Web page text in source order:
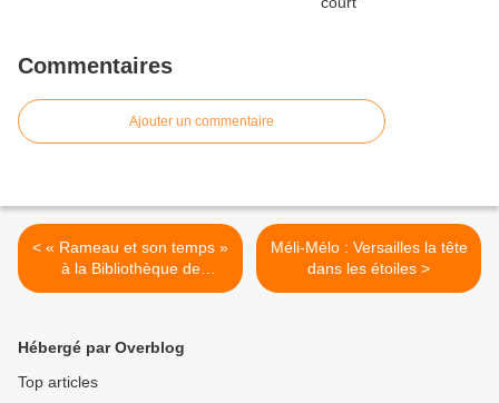
Commentaires
Ajouter un commentaire
< « Rameau et son temps »
à la Bibliothèque de
Versailles
Méli-Mélo : Versailles la tête
dans les étoiles >
Hébergé par Overblog
Top articles